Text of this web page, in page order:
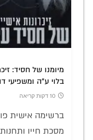
מיומנו של חסיד:
בלוי ע"ה ומשפיעי
10 דקות קריאה
ברשימה אישית
מסכת חייו